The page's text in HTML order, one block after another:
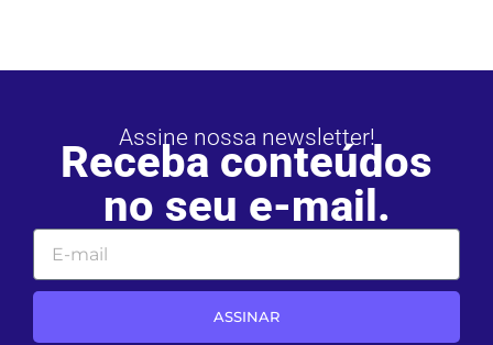
Assine nossa newsletter!
Receba conteúdos
no seu e-mail.
ASSINAR